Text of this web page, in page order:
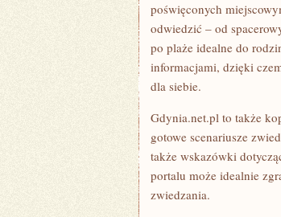
poświęconych
odwiedzić – od
po plaże idealne do
informacjami, dzięki
dla siebie.
Gdynia.net.pl to także
gotowe scenariusze
także wskazówki
portalu może idealnie
zwiedzania.